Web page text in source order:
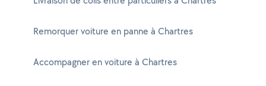
Remorquer voiture en panne à Chartres
Accompagner en voiture à Chartres